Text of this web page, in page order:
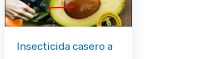
Insecticida casero a